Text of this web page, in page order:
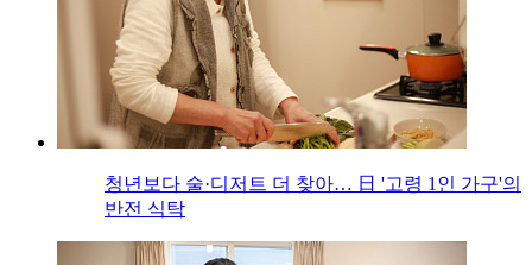
청년보다 술·디저트 더 찾아… 日 '고령 1인 가구'의
반전 식탁